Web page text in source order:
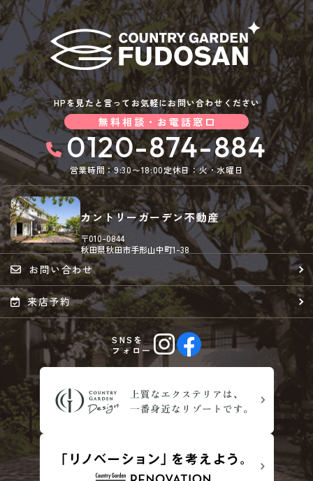
HPを見たと言ってお気軽にお問い合わせください
無料相談・お電話窓口
0120-874-884
営業時間：9:30〜18:00定休日：火・水曜日
カントリーガーデン不動産
〒010-0844
秋田県秋田市手形山中町1-38
お問い合わせ
来店予約
SNSを
フォロー